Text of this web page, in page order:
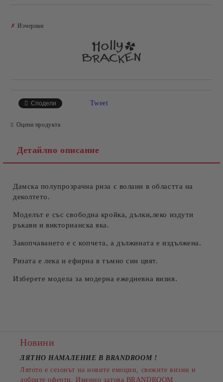
✗ Изчерпан
Сподели Tweet
Оцени продукта
Детайлно описание
Дамска полупрозрачна риза с волани в областта на
деколтето.
Моделът е със свободна кройка, дълки,леко издути
ръкави и викторианска яка.
Закопчаването е с копчета, а дължината е издължена.
Ризата е лека и ефирна в тъмно син цвят.
Изберете модела за модерна ежедневна визия.
Новини
ЛЯТНО НАМАЛЕНИЕ В BRANDROOM !
Лятото е сезонът на новите емоции, свежите визии и
добрите оферти. Именно затова BRANDROOM